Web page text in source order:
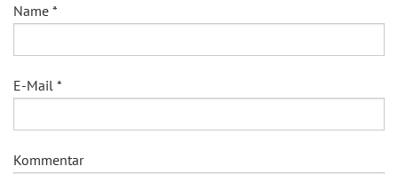
Name *
E-Mail *
Kommentar